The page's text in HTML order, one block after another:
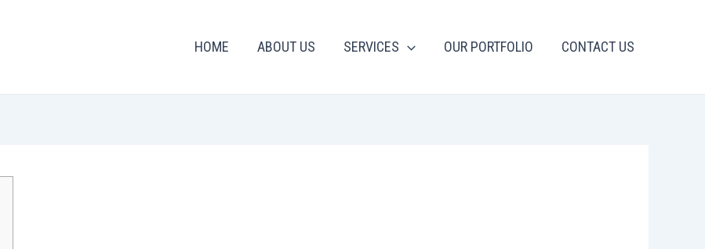
HOME ABOUT US SERVICES OUR PORTFOLIO CONTACT US